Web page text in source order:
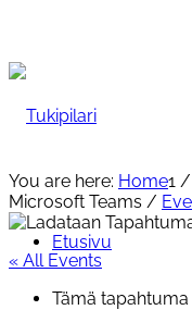
Etusivu
You are here: Home1 /
Microsoft Teams /
« All Events
Tämä